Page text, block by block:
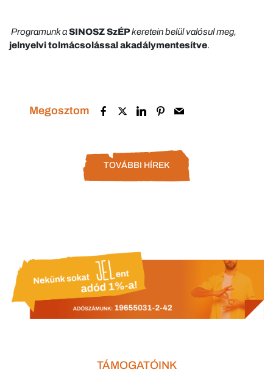
Programunk aSINOSZ SzÉPkeretein belül valósul meg,
jelnyelvi tolmácsolással akadálymentesítve.
Megosztom
TOVÁBBI HÍREK
TÁMOGATÓINK